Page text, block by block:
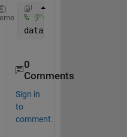
% データの抽出
data(TF,:)
0
Comments
Sign in
to
comment.